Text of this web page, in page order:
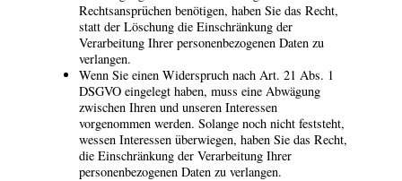
Rechtsansprüchen benötigen, haben Sie das Recht,
statt der Löschung die Einschränkung der
Verarbeitung Ihrer personenbezogenen Daten zu
verlangen.
Wenn Sie einen Widerspruch nach Art. 21 Abs. 1
DSGVO eingelegt haben, muss eine Abwägung
zwischen Ihren und unseren Interessen
vorgenommen werden. Solange noch nicht feststeht,
wessen Interessen überwiegen, haben Sie das Recht,
die Einschränkung der Verarbeitung Ihrer
personenbezogenen Daten zu verlangen.